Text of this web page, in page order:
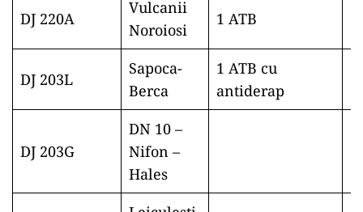
DJ 220A
Vulcanii
Noroiosi
1 ATB
DJ 203L
Sapoca-
Berca
1 ATB cu
antiderap
DJ 203G
DN 10 –
Nifon –
Hales